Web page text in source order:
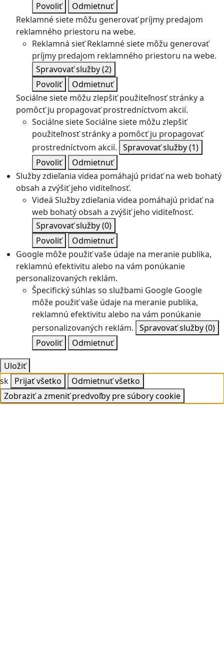
Povoliť
Odmietnuť
Reklamné siete môžu generovať príjmy predajom
reklamného priestoru na webe.
Reklamná sieť Reklamné siete môžu generovať
príjmy predajom reklamného priestoru na webe.
Spravovať služby(2)
Povoliť
Odmietnuť
Sociálne siete môžu zlepšiť použiteľnosť stránky a
pomôcť ju propagovať prostredníctvom akcií.
Sociálne sieteSociálne siete môžu zlepšiť
použiteľnosť stránky a pomôcť ju propagovať
prostredníctvom akcií. Spravovať služby(1)
Povoliť
Odmietnuť
Služby zdieľania videa pomáhajú pridať na web bohatý
obsah a zvýšiť jeho viditeľnosť.
Videá Služby zdieľania videa pomáhajú pridať na
web bohatý obsah a zvýšiť jeho viditeľnosť.
Spravovať služby(0)
Povoliť
Odmietnuť
Google môže použiť vaše údaje na meranie publika,
reklamnú efektivitu alebo na vám ponúkanie
personalizovaných reklám.
Špecifický súhlas so službami Google Google
môže použiť vaše údaje na meranie publika,
reklamnú efektivitu alebo na vám ponúkanie
personalizovaných reklám. Spravovať služby(0)
Povoliť
Odmietnuť
Uložiť
sk Prijať všetko
Odmietnuť všetko
Zobraziť a zmeniť predvoľby pre súbory cookie